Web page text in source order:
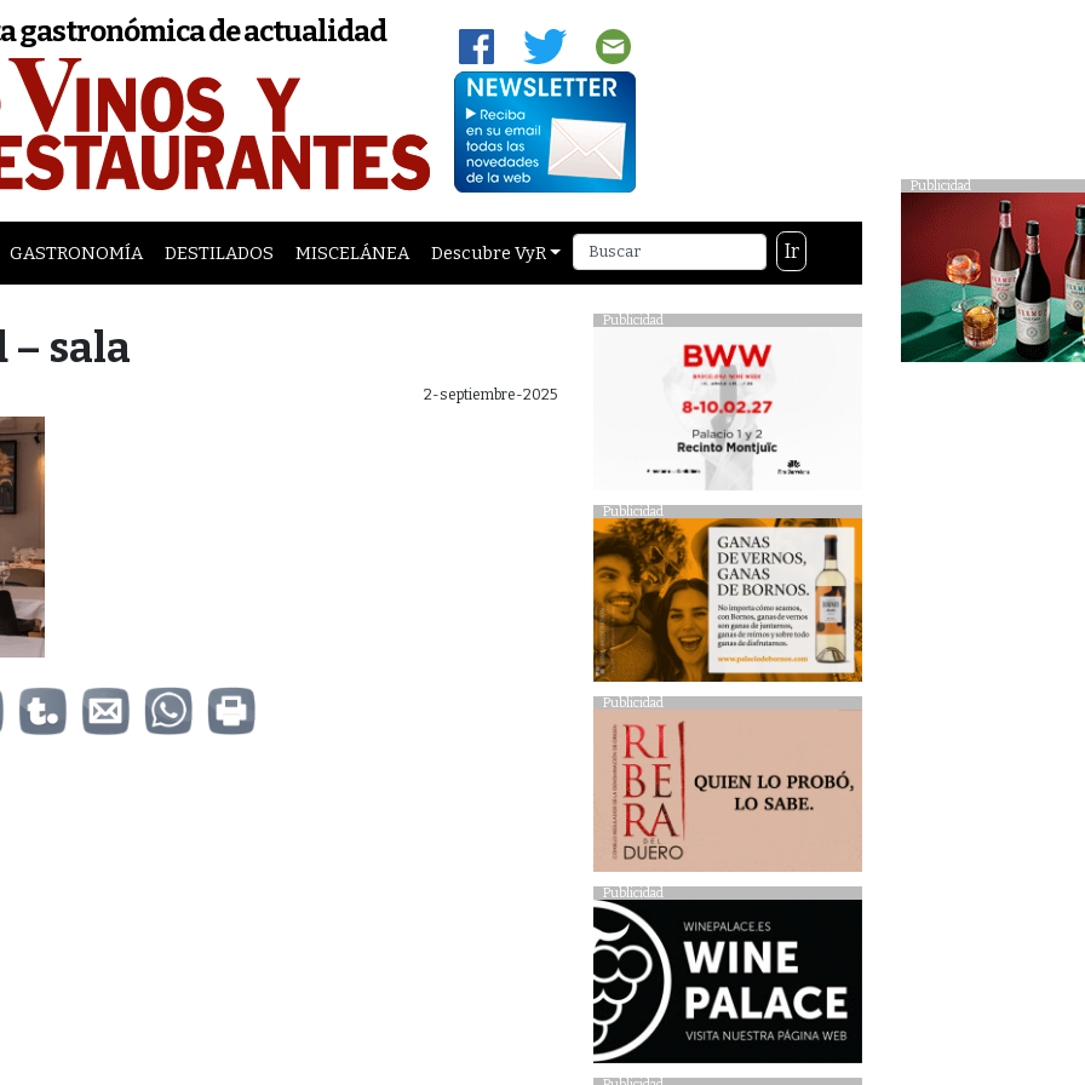
Publicidad
gastronómica de actualidad
GASTRONOMÍA DESTILADOS MISCELÁNEA Descubre VyR Ir
sala
2-septiembre-2025
Publicidad
Publicidad
Publicidad
Publicidad